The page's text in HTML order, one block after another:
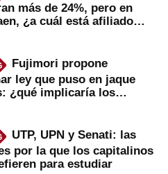
más de 24%, pero en
¿a cuál está afiliado
Fujimori propone
ley que puso en jaque
¿qué implicaría los
UTP, UPN y Senati: las
por la que los capitalinos
para estudiar